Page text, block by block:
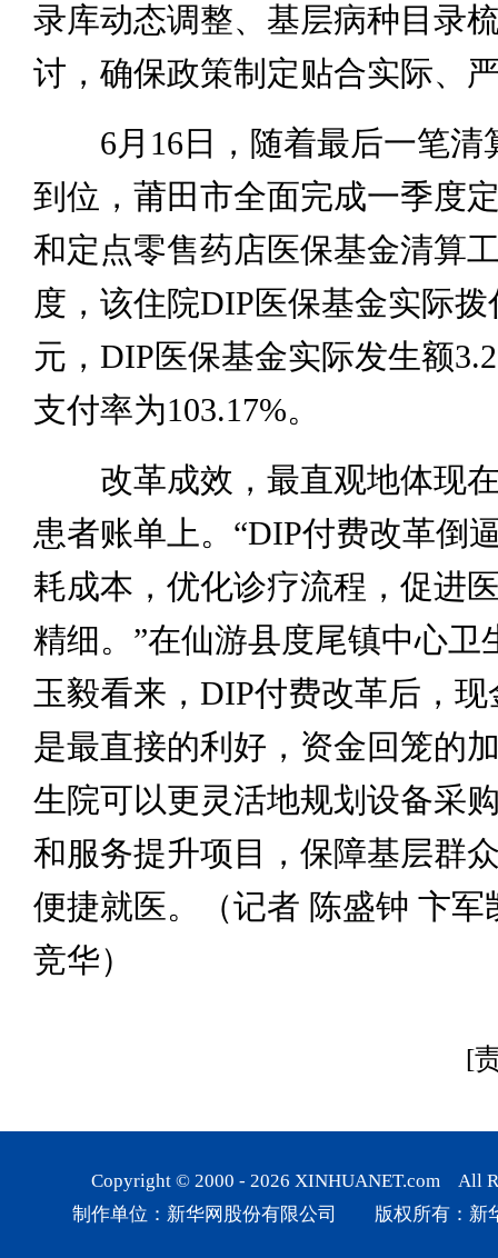
录库动态调整、基层病种目录
讨，确保政策制定贴合实际、
6月16日，随着最后一笔清
到位，莆田市全面完成一季度
和定点零售药店医保基金清算
度，该住院DIP医保基金实际拨
元，DIP医保基金实际发生额
支付率为103.17%。
改革成效，最直观地体现在
患者账单上。“DIP付费改革倒
耗成本，优化诊疗流程，促进
精细。”在仙游县度尾镇中心卫
玉毅看来，DIP付费改革后，
是最直接的利好，资金回笼的
生院可以更灵活地规划设备采
和服务提升项目，保障基层群
便捷就医。（记者 陈盛钟 卞军
竞华）
[
Copyright © 2000 - 2026 XINHUANET.com All
制作单位：新华网股份有限公司 版权所有：新